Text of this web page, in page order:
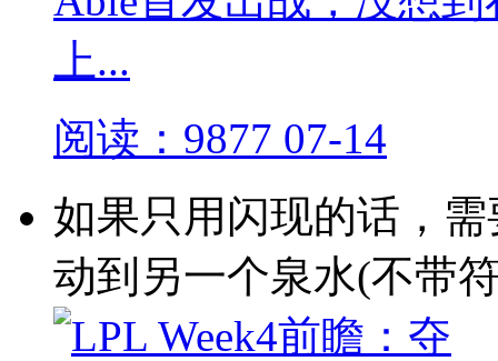
上...
阅读：9877 07-14
如果只用闪现的话，
动到另一个泉水(不带